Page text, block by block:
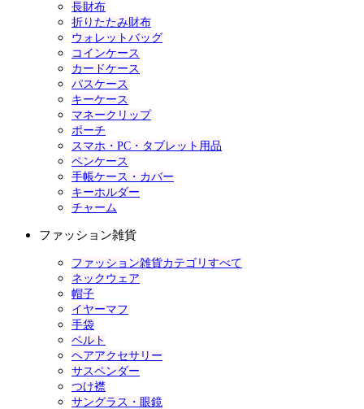
長財布
折りたたみ財布
ウォレットバッグ
コインケース
カードケース
パスケース
キーケース
マネークリップ
ポーチ
スマホ・PC・タブレット用品
ペンケース
手帳ケース・カバー
キーホルダー
チャーム
ファッション雑貨
ファッション雑貨カテゴリすべて
ネックウェア
帽子
イヤーマフ
手袋
ベルト
ヘアアクセサリー
サスペンダー
つけ襟
サングラス・眼鏡